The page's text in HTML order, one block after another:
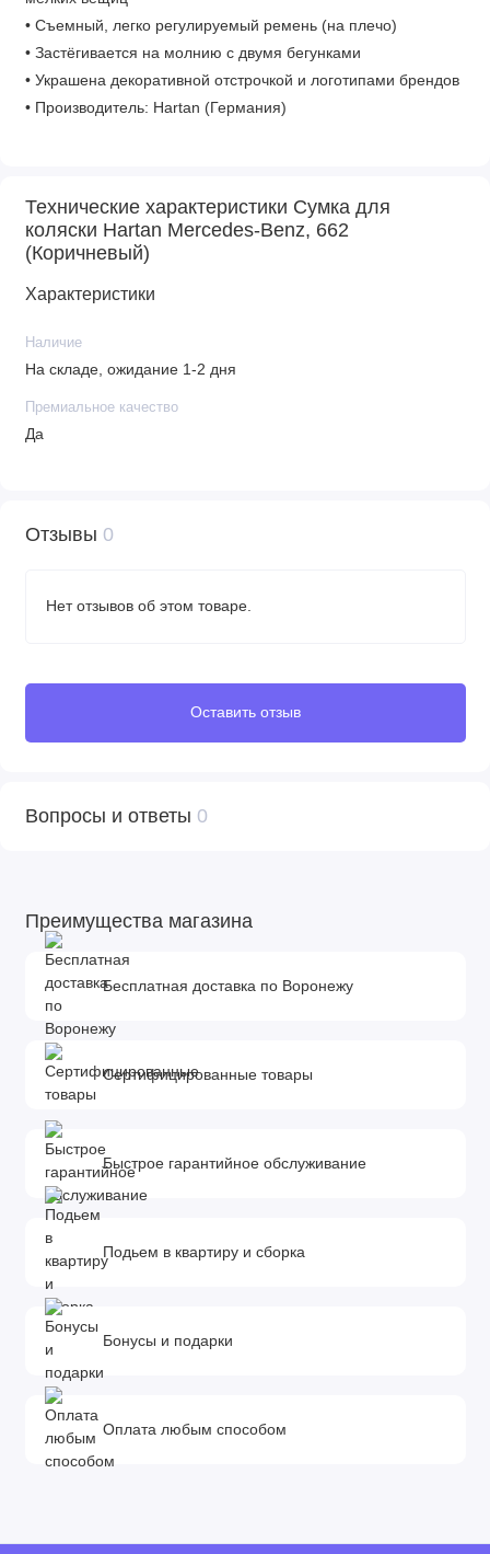
• Съемный, легко регулируемый ремень (на плечо)
• Застёгивается на молнию с двумя бегунками
• Украшена декоративной отстрочкой и логотипами брендов
• Производитель: Hartan (Германия)
Технические характеристики Сумка для
коляски Hartan Mercedes-Benz, 662
(Коричневый)
Характеристики
Наличие
На складе, ожидание 1-2 дня
Премиальное качество
Да
Отзывы 0
Нет отзывов об этом товаре.
Оставить отзыв
Вопросы и ответы 0
Преимущества магазина
Бесплатная доставка по Воронежу
Сертифицированные товары
Быстрое гарантийное обслуживание
Подьем в квартиру и сборка
Бонусы и подарки
Оплата любым способом